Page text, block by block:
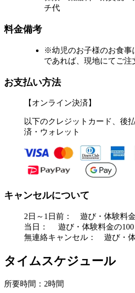
チ代
料金備考
※幼児のお子様のお食事
であれば、現地にてご注
お支払い方法
【オンライン決済】
以下のクレジットカード、後
済・ウォレット
キャンセルについて
2日～1日前： 遊び・体験料
当日： 遊び・体験料金の100
無連絡キャンセル： 遊び・
タイムスケジュール
所要時間：2時間